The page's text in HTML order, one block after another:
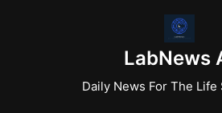
LabNews
Daily News For The Life